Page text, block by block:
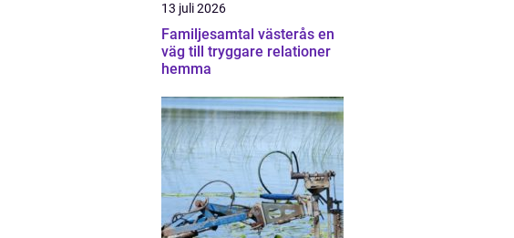
13 juli 2026
Familjesamtal västerås en
väg till tryggare relationer
hemma